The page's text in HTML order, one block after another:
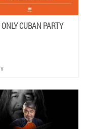
CUBAN PARTY